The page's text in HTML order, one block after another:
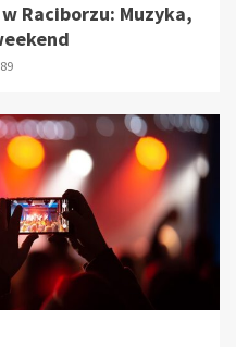
Raciborzu: Muzyka,
89